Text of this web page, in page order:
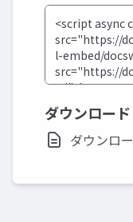
ダウンロード
ダウンロ